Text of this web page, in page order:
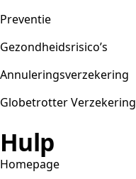
Preventie
Gezondheidsrisico’s
Annuleringsverzekering
Globetrotter Verzekering
Hulp
Homepage